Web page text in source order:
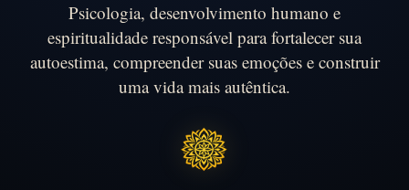
Psicologia, desenvolvimento humano e
espiritualidade responsável para fortalecer sua
autoestima, compreender suas emoções e construir
uma vida mais autêntica.